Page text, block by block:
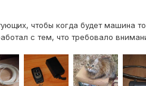
чтобы когда будет машина
с тем, что требовало